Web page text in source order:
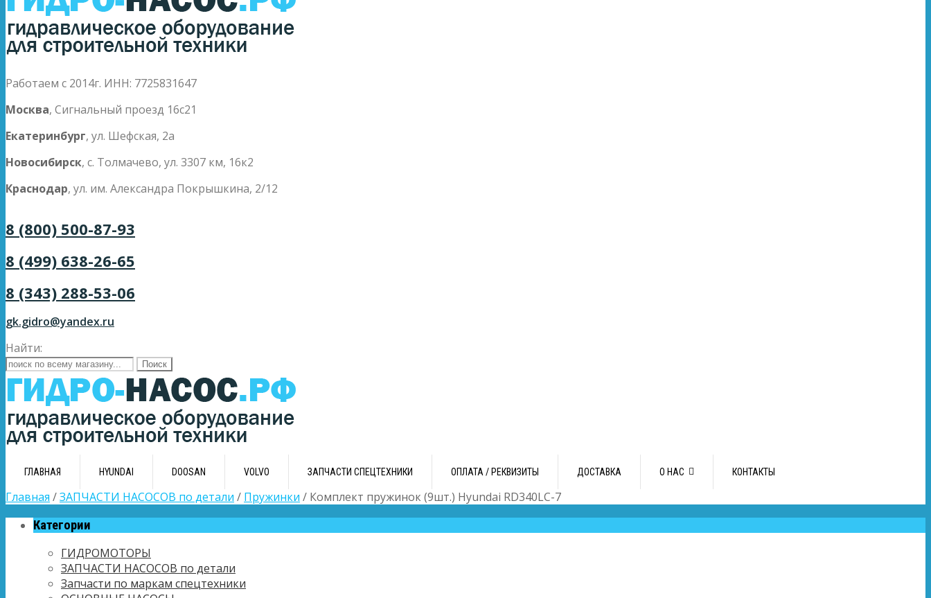
Работаем с 2014г. ИНН: 7725831647
Москва, Сигнальный проезд 16с21
Екатеринбург, ул. Шефская, 2а
Новосибирск, с. Толмачево, ул. 3307 км, 16к2
Краснодар, ул. им. Александра Покрышкина, 2/12
8 (800) 500-87-93
8 (499) 638-26-65
8 (343) 288-53-06
gk.gidro@yandex.ru
Найти:
ГЛАВНАЯ HYUNDAI DOOSAN VOLVO ЗАПЧАСТИ СПЕЦТЕХНИКИ ОПЛАТА / РЕКВИЗИТЫ ДОСТАВКА О НАС КОНТАКТЫ
Главная /ЗАПЧАСТИ НАСОСОВ по детали / Пружинки / Комплект пружинок (9шт.) Hyundai RD340LC-7
Категории
ГИДРОМОТОРЫ
ЗАПЧАСТИ НАСОСОВ по детали
Запчасти по маркам спецтехники